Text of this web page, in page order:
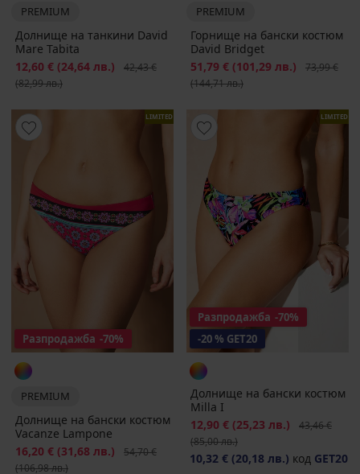
PREMIUM
Долнище на танкини David
Mare Tabita
Намаление
12,60 € (24,64 лв.) Първоначална цена
42,43 €
(82,99 лв.)
PREMIUM
Горнище на бански костюм
David Bridget
Намаление
51,79 € (101,29 лв.)
73,99 €
(144,71 лв.)
LIMITED
Разпродажба -70%
PREMIUM
Долнище на бански костюм
Vacanze Lampone
Намаление
16,20 € (31,68 лв.) Първоначална цена
54,70 €
(106,98 лв.)
LIMITED
Разпродажба -70%
-20 % GET20
Долнище на бански костюм
Milla I
Намаление
12,90 € (25,23 лв.)
43,46 €
(85,00 лв.)
10,32 € (20,18 лв.) код GET20